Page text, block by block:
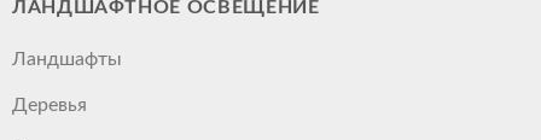
ЛАНДШАФТНОЕ ОСВЕЩЕНИЕ
Ландшафты
Деревья